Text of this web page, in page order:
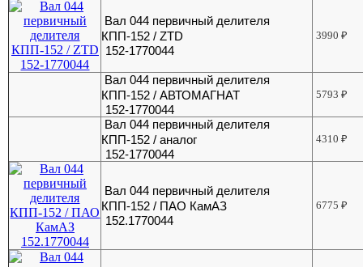
Вал 044 первичный делителя
КПП-152 / ZTD
152-1770044
3990₽
Вал 044 первичный делителя
КПП-152 / АВТОМАГНАТ
152-1770044
5793₽
Вал 044 первичный делителя
КПП-152 / аналог
152-1770044
4310₽
Вал 044 первичный делителя
КПП-152 / ПАО КамАЗ
152.1770044
6775₽